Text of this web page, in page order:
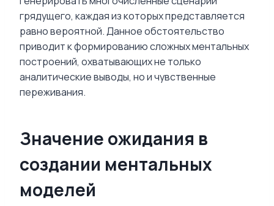
грядущего, каждая из которых представляется
равно вероятной. Данное обстоятельство
приводит к формированию сложных ментальных
построений, охватывающих не только
аналитические выводы, но и чувственные
переживания.
Значение ожидания в
создании ментальных
моделей